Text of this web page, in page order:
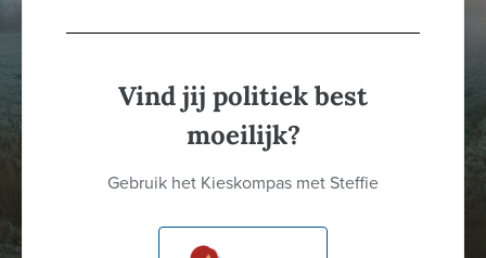
Vind jij politiek best
moeilijk?
Gebruik het Kieskompas met Steffie